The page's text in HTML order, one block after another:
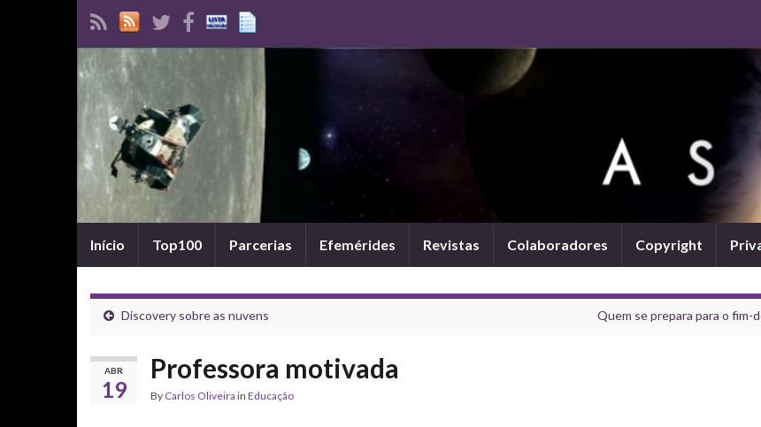
Início Top100 Parcerias Efemérides Revistas Colaboradores Copyright
Discovery sobre as nuvens Quem se prepara para o fim-
ABR
19
Professora motivada
By Carlos Oliveira in Educação